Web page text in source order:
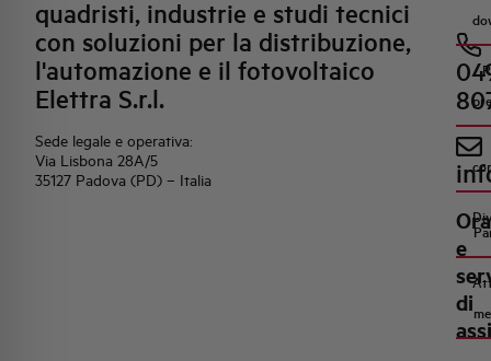
quadristi, industrie e studi tecnici
con soluzioni per la distribuzione,
l'automazione e il fotovoltaico
Elettra S.r.l.
Sede legale e operativa:
Via Lisbona 28A/5
35127 Padova (PD) – Italia
e
di